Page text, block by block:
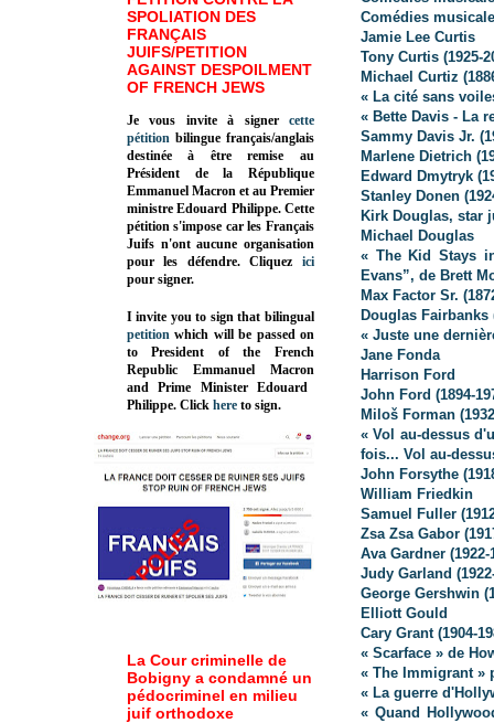
Comédies
Jamie Lee Curtis
Tony Curtis (1925-
Michael Curtiz
« La cité sans
« Bette Davis - La
Sammy Davis Jr.
Marlene Dietrich
Edward Dmytryk
Stanley Donen
Kirk Douglas, star
Michael Douglas
« The Kid Stays
Evans”, de Brett
Max Factor Sr.
Douglas Fairbanks
« Juste une
Jane Fonda
Harrison Ford
John Ford (1894-
Miloš Forman
« Vol au-dessus
fois... Vol au-
John Forsythe
William Friedkin
Samuel Fuller
Zsa Zsa Gabor
Ava Gardner (1922-
Judy Garland
George Gershwin
Elliott Gould
Cary Grant (1904-
« Scarface » de
« The Immigrant »
« La guerre
« Quand
SPOLIATION DES
FRANÇAIS
JUIFS/PETITION
AGAINST DESPOILMENT
OF FRENCH JEWS
Je vous invite à signer cette
pétition bilingue français/anglais
destinée à être remise au
Président de la République
Emmanuel Macron et au Premier
ministre Edouard Philippe. Cette
pétition s'impose car les Français
Juifs n'ont aucune organisation
pour les défendre. Cliquez
ici
pour signer.
I invite you to sign that bilingual
petition which will be passed on
to President of the French
Republic Emmanuel Macron
and Prime MinisterEdouard
Philippe. Click here to sign.
La Cour criminelle de
Bobigny a condamné un
pédocriminel en milieu
juif orthodoxe